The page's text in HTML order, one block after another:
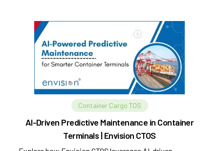
Container Cargo TOS
AI-Driven Predictive Maintenance in Container
Terminals | Envision CTOS